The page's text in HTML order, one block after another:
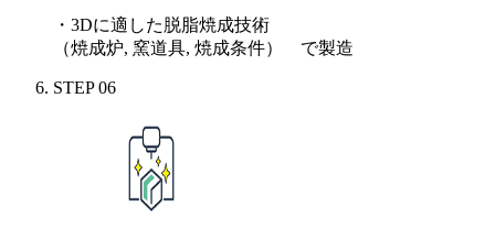
・3Dに適した脱脂焼成技術
（焼成炉, 窯道具, 焼成条件） で製造
STEP 06